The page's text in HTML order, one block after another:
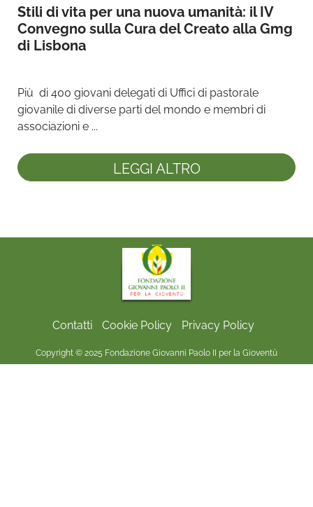
Stili di vita per una nuova umanità: il IV
Convegno sulla Cura del Creato alla Gmg
di Lisbona
Più  di 400 giovani delegati di Uffici di pastorale
giovanile di diverse parti del mondo e membri di
associazioni e ...
LEGGI ALTRO
Contatti Cookie Policy Privacy Policy
Copyright © 2025 Fondazione Giovanni Paolo II per la Gioventù